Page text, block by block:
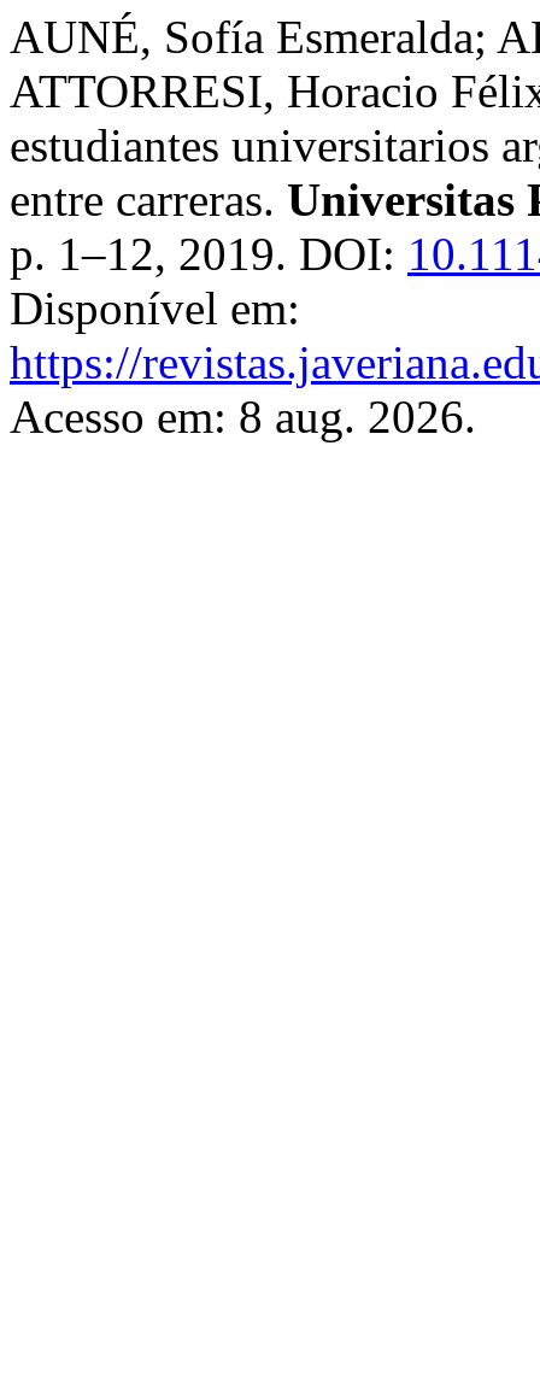
AUNÉ, Sofía Esmeralda;
ATTORRESI, Horacio
estudiantes universitarios
entre carreras. Universitas
p. 1–12, 2019. DOI:
Disponível em:
https://
Acesso em: 8 aug. 2026.